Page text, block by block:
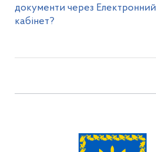
документи через Електронний
кабінет?